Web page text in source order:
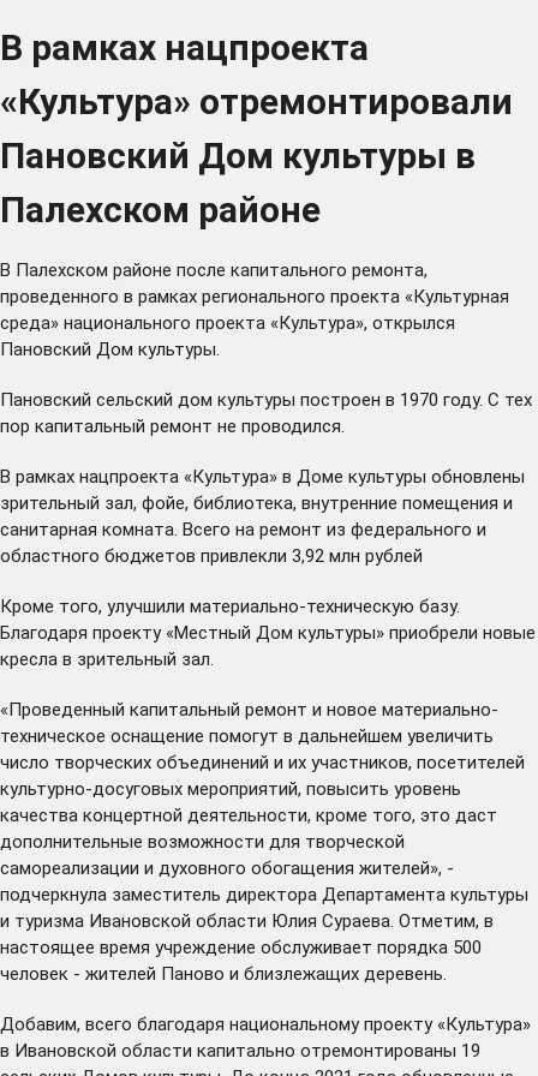
В рамках нацпроекта
«Культура» отремонтировали
Пановский Дом культуры в
Палехском районе
В Палехском районе после капитального ремонта,
проведенного в рамках регионального проекта «Культурная
среда» национального проекта «Культура», открылся
Пановский Дом культуры.
Пановский сельский дом культуры построен в 1970 году. С тех
пор капитальный ремонт не проводился.
В рамках нацпроекта «Культура» в Доме культуры обновлены
зрительный зал, фойе, библиотека, внутренние помещения и
санитарная комната. Всего на ремонт из федерального и
областного бюджетов привлекли 3,92 млн рублей
Кроме того, улучшили материально-техническую базу.
Благодаря проекту «Местный Дом культуры» приобрели новые
кресла в зрительный зал.
«Проведенный капитальный ремонт и новое материально-
техническое оснащение помогут в дальнейшем увеличить
число творческих объединений и их участников, посетителей
культурно-досуговых мероприятий, повысить уровень
качества концертной деятельности, кроме того, это даст
дополнительные возможности для творческой
самореализации и духовного обогащения жителей», -
подчеркнула заместитель директора Департамента культуры
и туризма Ивановской области Юлия Сураева. Отметим, в
настоящее время учреждение обслуживает порядка 500
человек - жителей Паново и близлежащих деревень.
Добавим, всего благодаря национальному проекту «Культура»
в Ивановской области капитально отремонтированы 19